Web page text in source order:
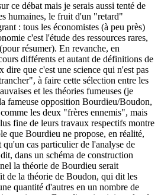
ce débat mais je serais aussi tenté de
humaines, le fruit d'un "retard"
: tous les économistes (à peu près)
c'est l'étude des ressources rares,
résumer). En revanche, en
différents et autant de définitions de
dire que c'est une science qui n'est pas
à faire cette sélection entre les
et les théories fumeuses (je
fameuse opposition Bourdieu/Boudon,
les deux "frères ennemis", mais
fine de leurs travaux respectifs montre
que Bourdieu ne propose, en réalité,
qu'un cas particulier de l'analyse de
dans un schéma de construction
la théorie de Bourdieu serait
de la théorie de Boudon, qui dit les
quantité d'autres en un nombre de